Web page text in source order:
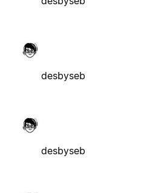
desbyseb
desbyseb